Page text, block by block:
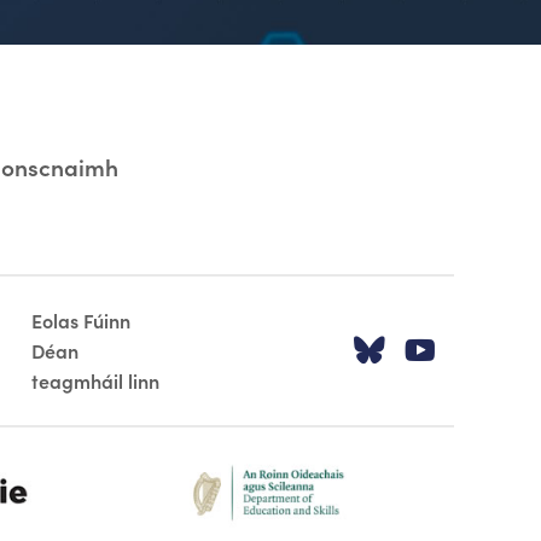
Eolas Fúinn
Déan
teagmháil linn
Tabhair
dept-education-footer-logo-2